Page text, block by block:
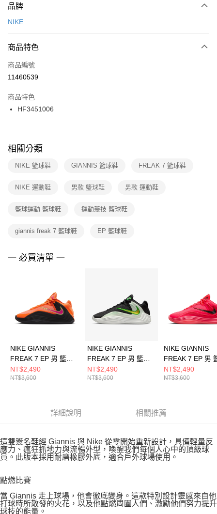
台灣樂天信用卡公司
【關於「AFTEE先享後付」】
便利好安心！
３．安心：先確認商品／服務後，再付款。
【「AFTEE先享後付」結帳流程】
１．於結帳方式選擇「AFTEE先享後付」後，將跳轉至「AFTEE先享後付」
２．訂單成立數日內，您將收到繳費通知簡訊。
３．收到繳費通知簡訊後14天內，點擊此簡訊中的連結，可透過四大超商／
ATM／網路銀行／等多元方式進行付款，方視為交易完成。
※ 交易是否成功請以「AFTEE先享後付 」之結帳頁面顯示為準，若有關於
是否繳費成功／繳費後需取消欲退款等相關疑問，請聯繫「AFTEE先享後付
客戶支援中心」
https://netprotections.freshdesk.com/support/home
１．透過由恩沛科技股份有限公司提供之「AFTEE先享後付」服務完成之交
權轉讓予恩沛科技股份有限公司。
３．未成年的使用者請事先徵得法定代理人或監護人之同意方可使用
４．使用「AFTEE先享後付」時，將依據個別帳號之用戶狀況，依本公司即
恩沛科技股份有限公司將有權停止該用戶之使用額度並採取法律行動。
運送方式
每筆NT$100，滿NT$1,500(含以上)免運費
宅配
每筆NT$100，滿NT$1,500(含以上)免運費
付款後門市自取
每筆NT$100，滿NT$1,500(含以上)免運費
品牌
NIKE
商品特色
商品編號
11460539
商品特色
HF3451006
相關分類
NIKE 籃球鞋 GIANNIS 籃球鞋 FREAK 7 籃球鞋
NIKE 運動鞋 男款 籃球鞋 男款 運動鞋
籃球運動 籃球鞋 運動競技 籃球鞋
giannis freak 7 籃球鞋 EP 籃球鞋
一 必買清單 一
NIKE GIANNIS
FREAK 7 EP 男 籃球
鞋 HF3451800
NT$2,490
NT$3,600
NIKE GIANNIS
FREAK 7 EP 男 籃球
鞋 HF3451005
NT$2,490
NT$3,600
NIKE GIANNIS
FREAK 7 EP 男
鞋 HF3451600
NT$2,490
NT$3,600
詳細說明 相關推薦
這雙簽名鞋經 Giannis 與 Nike 從零開始重新設計，具備輕量反
應力、瘋狂抓地力與流暢外型，喚醒我們每個人心中的頂級球
員。此版本採用耐磨橡膠外底，適合戶外球場使用。
點燃比賽
當 Giannis 走上球場，他會徹底變身。這款特別設計靈感來自他
打球時所散發的火花，以及他點燃周圍人們、激勵他們努力提升
球技的能量。